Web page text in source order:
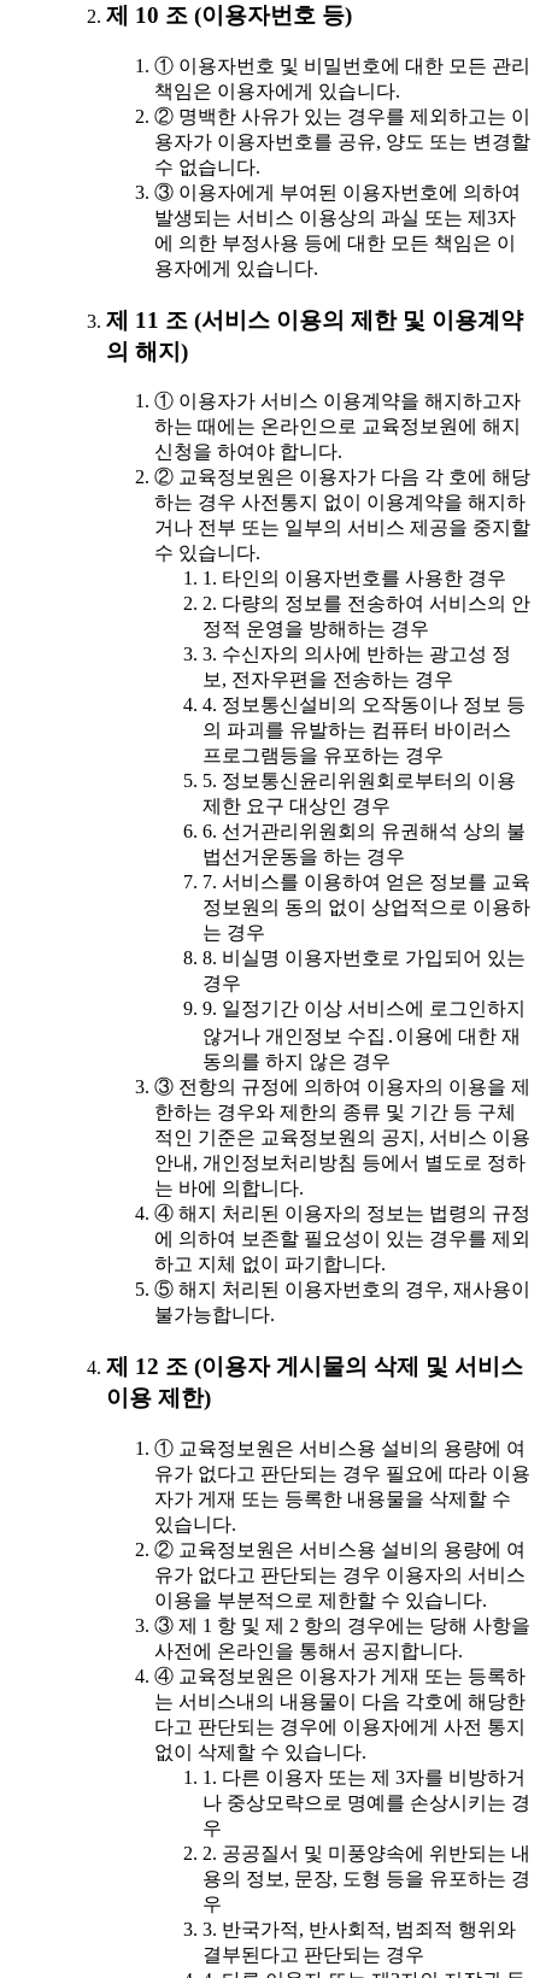
제 10 조 (이용자번호 등)
① 이용자번호 및 비밀번호에 대한 모든 관리
책임은 이용자에게 있습니다.
② 명백한 사유가 있는 경우를 제외하고는 이
용자가 이용자번호를 공유, 양도 또는 변경할
수 없습니다.
③ 이용자에게 부여된 이용자번호에 의하여
발생되는 서비스 이용상의 과실 또는 제3자
에 의한 부정사용 등에 대한 모든 책임은 이
용자에게 있습니다.
제 11 조 (서비스 이용의 제한 및 이용계약
의 해지)
① 이용자가 서비스 이용계약을 해지하고자
하는 때에는 온라인으로 교육정보원에 해지
신청을 하여야 합니다.
② 교육정보원은 이용자가 다음 각 호에 해당
하는 경우 사전통지 없이 이용계약을 해지하
거나 전부 또는 일부의 서비스 제공을 중지할
수 있습니다.
1. 타인의 이용자번호를 사용한 경우
2. 다량의 정보를 전송하여 서비스의 안
정적 운영을 방해하는 경우
3. 수신자의 의사에 반하는 광고성 정
보, 전자우편을 전송하는 경우
4. 정보통신설비의 오작동이나 정보 등
의 파괴를 유발하는 컴퓨터 바이러스
프로그램등을 유포하는 경우
5. 정보통신윤리위원회로부터의 이용
제한 요구 대상인 경우
6. 선거관리위원회의 유권해석 상의 불
법선거운동을 하는 경우
7. 서비스를 이용하여 얻은 정보를 교육
정보원의 동의 없이 상업적으로 이용하
는 경우
8. 비실명 이용자번호로 가입되어 있는
경우
9. 일정기간 이상 서비스에 로그인하지
않거나 개인정보 수집․이용에 대한 재
동의를 하지 않은 경우
③ 전항의 규정에 의하여 이용자의 이용을 제
한하는 경우와 제한의 종류 및 기간 등 구체
적인 기준은 교육정보원의 공지, 서비스 이용
안내, 개인정보처리방침 등에서 별도로 정하
는 바에 의합니다.
④ 해지 처리된 이용자의 정보는 법령의 규정
에 의하여 보존할 필요성이 있는 경우를 제외
하고 지체 없이 파기합니다.
⑤ 해지 처리된 이용자번호의 경우, 재사용이
불가능합니다.
제 12 조 (이용자 게시물의 삭제 및 서비스
이용 제한)
① 교육정보원은 서비스용 설비의 용량에 여
유가 없다고 판단되는 경우 필요에 따라 이용
자가 게재 또는 등록한 내용물을 삭제할 수
있습니다.
② 교육정보원은 서비스용 설비의 용량에 여
유가 없다고 판단되는 경우 이용자의 서비스
이용을 부분적으로 제한할 수 있습니다.
③ 제 1 항 및 제 2 항의 경우에는 당해 사항을
사전에 온라인을 통해서 공지합니다.
④ 교육정보원은 이용자가 게재 또는 등록하
는 서비스내의 내용물이 다음 각호에 해당한
다고 판단되는 경우에 이용자에게 사전 통지
없이 삭제할 수 있습니다.
1. 다른 이용자 또는 제 3자를 비방하거
나 중상모략으로 명예를 손상시키는 경
우
2. 공공질서 및 미풍양속에 위반되는 내
용의 정보, 문장, 도형 등을 유포하는 경
우
3. 반국가적, 반사회적, 범죄적 행위와
결부된다고 판단되는 경우